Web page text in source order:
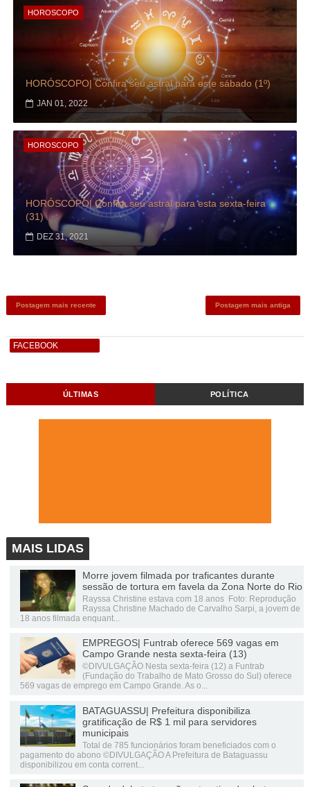
HOROSCOPO
HORÓSCOPO| Confira seu astral para este sábado (1º)
JAN 01, 2022
HOROSCOPO
HORÓSCOPO| Confira seu astral para esta sexta-feira
(31)
DEZ 31, 2021
Postagem mais recente Postagem mais antiga
FACEBOOK
ÚLTIMAS POLÍTICA
MAIS LIDAS
Morre jovem filmada por traficantes durante
sessão de tortura em favela da Zona Norte do Rio
Rayssa Christine estava com 18 anos Foto: Reprodução
Rayssa Christine Machado de Carvalho Sarpi, a jovem de
18 anos filmada enquant...
EMPREGOS| Funtrab oferece 569 vagas em
Campo Grande nesta sexta-feira (13)
©DIVULGAÇÃO Nesta sexta-feira (12) a Funtrab
(Fundação do Trabalho de Mato Grosso do Sul) oferece
569 vagas de emprego em Campo Grande. As o...
BATAGUASSU| Prefeitura disponibiliza
gratificação de R$ 1 mil para servidores
municipais
Total de 785 funcionários foram beneficiados com o
pagamento do abono ©DIVULGAÇÃO A Prefeitura de Bataguassu
disponibilizou em conta corrent...